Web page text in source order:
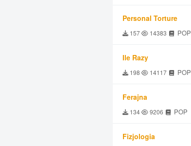
Personal Torture
157 14383 POP
Ile Razy
198 14117 POP
Ferajna
134 9206 POP
Fizjologia